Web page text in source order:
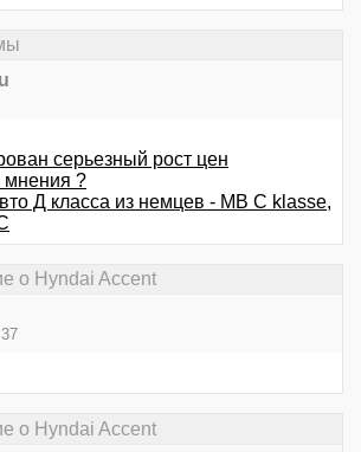
серьезный рост цен
мнения ?
Д класса из немцев - MB C klasse,
о Hyndai Accent
о Hyndai Accent